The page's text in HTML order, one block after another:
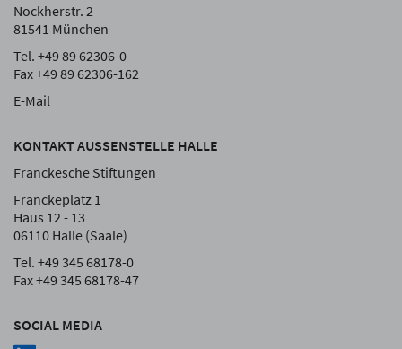
SOCIAL MEDIA
Nockherstr. 2
81541 München
Tel. +49 89 62306-0
Fax +49 89 62306-162
E-Mail
KONTAKT AUSSENSTELLE HALLE
Franckesche Stiftungen
Franckeplatz 1
Haus 12 - 13
06110 Halle (Saale)
Tel. +49 345 68178-0
Fax +49 345 68178-47